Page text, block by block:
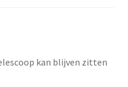
kan blijven zitten